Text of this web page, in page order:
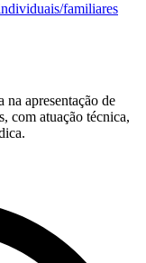
familiares
apresentação de
com atuação técnica,